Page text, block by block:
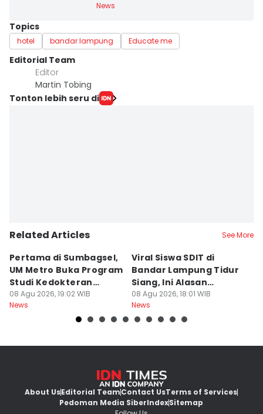
News
Topics
hotel bandar lampung Educate me
Editorial Team
Editor
Martin Tobing
Tonton lebih seru di
Related Articles See More
Pertama di Sumbagsel,
UM Metro Buka Program
Studi Kedokteran
Hewan
08 Agu 2026, 19:02 WIB
News
Viral Siswa SDIT di
Bandar Lampung Tidur
Siang, Ini Alasan
Sekolah
08 Agu 2026, 18:01 WIB
News
About UsEditorial TeamContact UsTerms of Services
Pedoman Media SiberIndexSitemap